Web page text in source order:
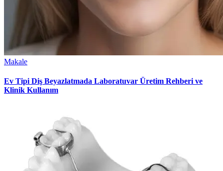
Makale
Ev Tipi Diş Beyazlatmada Laboratuvar Üretim Rehberi ve
Klinik Kullanım